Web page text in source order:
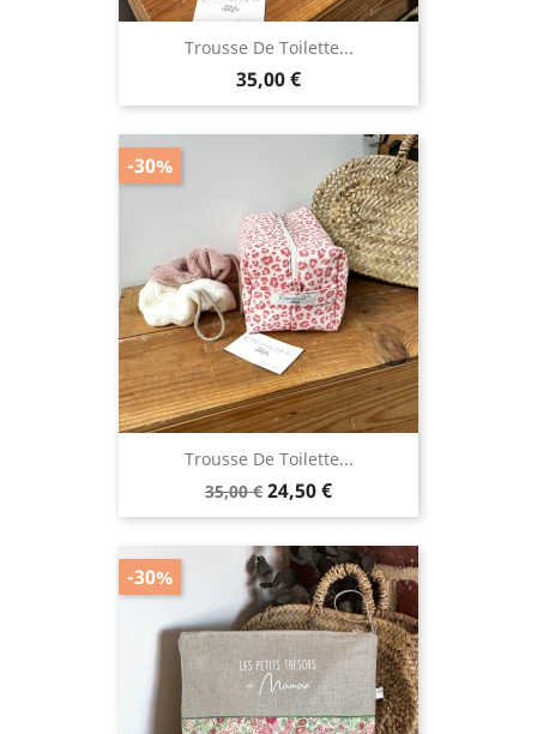
Trousse De Toilette...
Prix
35,00 €
Trousse De Toilette...
Prix
de
35,00 € Prix
24,50 €
-30%
-30%